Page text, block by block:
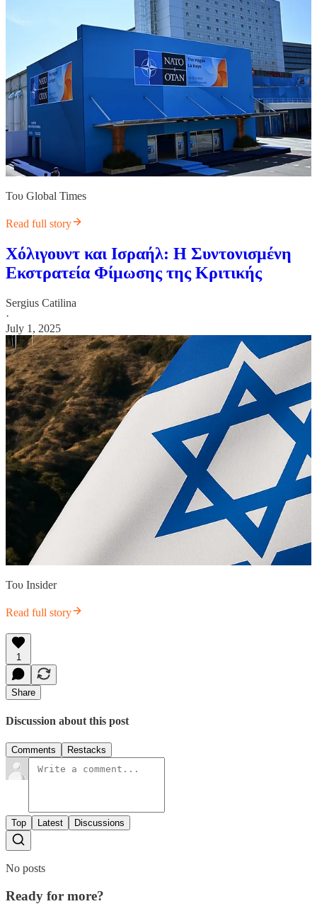
Του Global Times
Read full story
Χόλιγουντ και Ισραήλ: Η Συντονισμένη
Εκστρατεία Φίμωσης της Κριτικής
Sergius Catilina
·
July 1, 2025
Του Insider
Read full story
1
Share
Discussion about this post
Comments Restacks
Top Latest Discussions
No posts
Ready for more?